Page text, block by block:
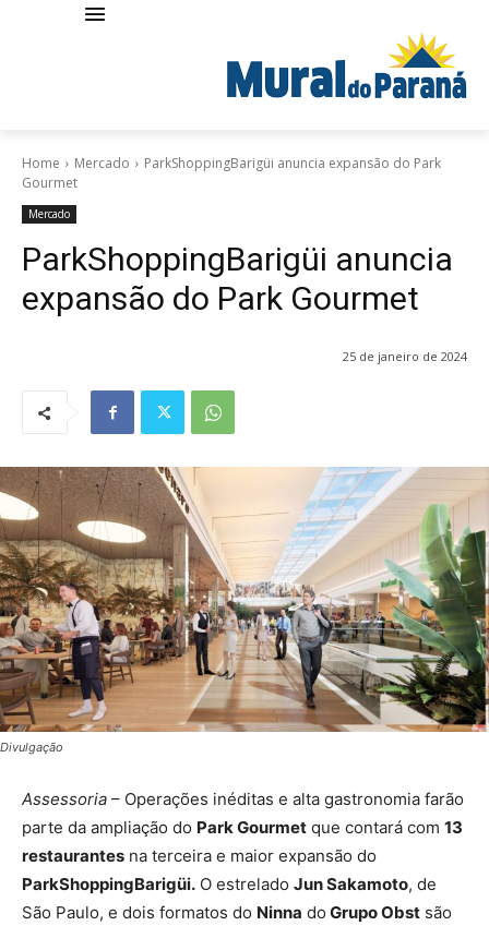
Home Mercado
ParkShoppingBarigüi anuncia expansão do Park
Gourmet
Mercado
ParkShoppingBarigüi anuncia
expansão do Park Gourmet
25 de janeiro de 2024
Divulgação
Assessoria – Operações inéditas e alta gastronomia farão
parte da ampliação do Park Gourmet que contará com 13
restaurantes na terceira e maior expansão do
ParkShoppingBarigüi. O estrelado Jun Sakamoto, de
São Paulo, e dois formatos do Ninna do Grupo Obst são